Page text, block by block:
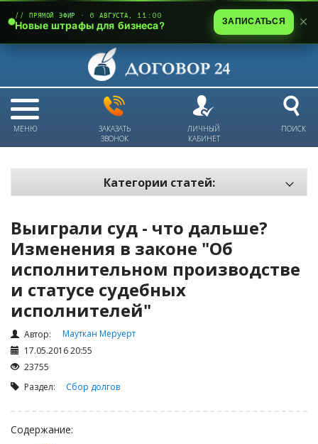
МЕНЮ
ЗАКАЗАТЬ
ЗВОНОК
ЛИЧНЫЙ
КАБИНЕТ
ПОИСК
Категории статей:
Электронный документооборот и цифровая подпись
Трудовые отношения
Техника безопасности и охрана труда
Изменения в законодательстве РК
Займы
Сбор долгов
Регистрация ТОО
Проверка государственных органов
Интернет и право
Корпоративные отношения
Выиграли суд - что дальше?
Изменения в законе "Об
исполнительном производстве
и статусе судебных
исполнителей"
Автор:
Мауткан Меруерт
17.05.2016 20:55
23755
Раздел: Сбор долгов
Содержание:
// ПРЯМОЙ ЭФИР · 6 АВГУСТА, 11:00
Новые штрафы для бизнеса? ЗАПИСАТЬСЯ